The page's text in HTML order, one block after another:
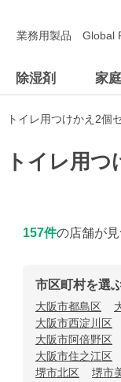
除湿剤 家
業務用製品 Global
イレ用つけかえ2個
イレ用つ
157件の店舗が
市区町村を選
大阪市都島区
大阪市西淀川区
大阪市阿倍野区
大阪市住之江区
堺市北区
堺市